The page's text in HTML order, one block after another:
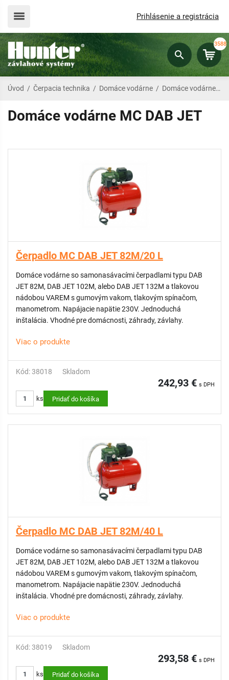
Prihlásenie a registrácia
3588
Úvod / Čerpacia technika / Domáce vodárne / Domáce vodárne MC DAB JET
Domáce vodárne MC DAB JET
Čerpadlo MC DAB JET 82M/20 L
Domáce vodárne so samonasávacími čerpadlami typu DAB
JET 82M, DAB JET 102M, alebo DAB JET 132M a tlakovou
nádobou VAREM s gumovým vakom, tlakovým spínačom,
manometrom. Napájacie napätie 230V. Jednoduchá
inštalácia. Vhodné pre domácnosti, záhrady, závlahy.
Viac o produkte
Kód: 38018 Skladom
242,93 € s DPH
ks Pridať do košíka
Čerpadlo MC DAB JET 82M/40 L
Domáce vodárne so samonasávacími čerpadlami typu DAB
JET 82M, DAB JET 102M, alebo DAB JET 132M a tlakovou
nádobou VAREM s gumovým vakom, tlakovým spínačom,
manometrom. Napájacie napätie 230V. Jednoduchá
inštalácia. Vhodné pre domácnosti, záhrady, závlahy.
Viac o produkte
Kód: 38019 Skladom
293,58 € s DPH
ks Pridať do košíka